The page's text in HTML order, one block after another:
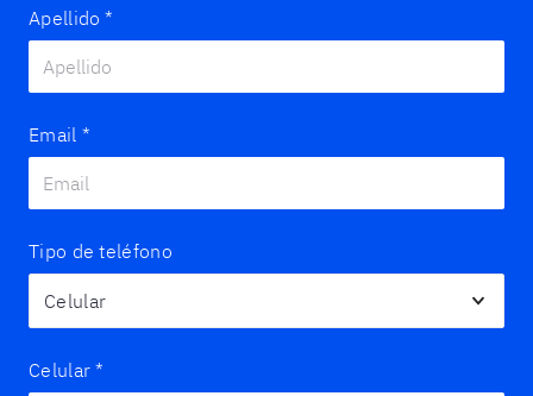
Apellido *
Email *
Tipo de teléfono
Celular *